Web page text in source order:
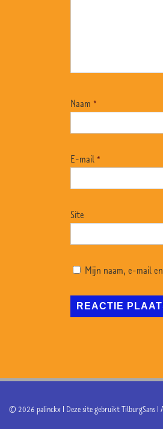
Naam *
E-mail *
Site
Mijn naam, e-mail
© 2026 palinckx | Deze site gebruikt TilburgSans |